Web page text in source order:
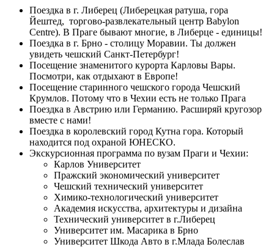
Поездка в г. Либерец (Либерецкая ратуша, гора
Йештед, торгово-развлекательный центр Babylon
Centre). В Праге бывают многие, в Либерце - единицы!
Поездка в г. Брно - столицу Моравии. Ты должен
увидеть чешский Санкт-Петербург!
Посещение знаменитого курорта Карловы Вары.
Посмотри, как отдыхают в Европе!
Посещение старинного чешского города Чешский
Крумлов. Потому что в Чехии есть не только Прага
Поездка в Австрию или Германию. Расширяй кругозор
вместе с нами!
Поездка в королевский город Кутна гора. Который
находится под охраной ЮНЕСКО.
Экскурсионная программа по вузам Праги и Чехии:
Карлов Университет
Пражский экономический университет
Чешский технический университет
Химико-технологический университет
Академия искусства, архитектуры и дизайна
Технический университет в г.Либерец
Университет им. Масарика в Брно
Университет Шкода Авто в г.Млада Болеслав